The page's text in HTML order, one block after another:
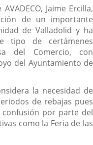
Jaime Ercilla,
de un importante
de Valladolid y ha
tipo de certámenes
del Comercio, con
del Ayuntamiento de
la necesidad de
de rebajas pues
por parte del
como la Feria de las